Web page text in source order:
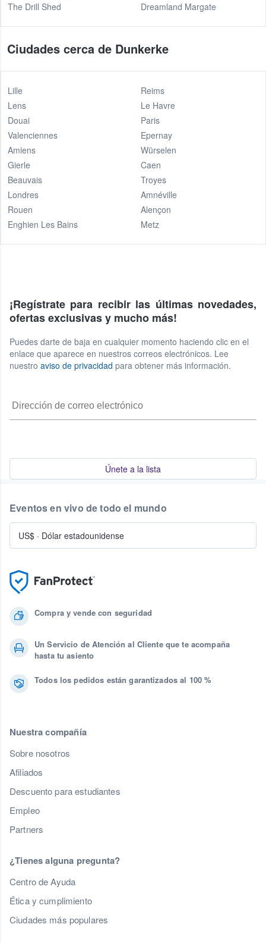
The Drill Shed
Dreamland Margate
Ciudades cerca de Dunkerke
Lille
Lens
Douai
Valenciennes
Amiens
Gierle
Beauvais
Londres
Rouen
Enghien Les Bains
Reims
Le Havre
Paris
Epernay
Würselen
Caen
Troyes
Amnéville
Alençon
Metz
¡Regístrate para recibir las últimas novedades,
ofertas exclusivas y mucho más!
Puedes darte de baja en cualquier momento haciendo clic en el
enlace que aparece en nuestros correos electrónicos. Lee
nuestro aviso de privacidad para obtener más información.
Únete a la lista
Compra y vende con seguridad
Un Servicio de Atención al Cliente que te acompaña
hasta tu asiento
Todos los pedidos están garantizados al 100 %
Nuestra compañía
Sobre nosotros
Afiliados
Descuento para estudiantes
Empleo
Partners
¿Tienes alguna pregunta?
Centro de Ayuda
Ética y cumplimiento
Ciudades más populares
Eventos en vivo de todo el mundo
US$ · Dólar estadounidense